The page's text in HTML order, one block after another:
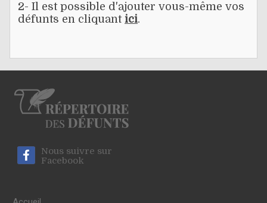
2- Il est possible d'ajouter vous-même vos
défunts en cliquant ici.
Nous suivre sur
Facebook